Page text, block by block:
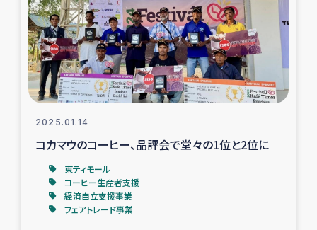
カカオ生産者支援事業
シリア国内避難民・帰還民の生活再建支援
トルコにおけるシリア難民支援事業
インドネシア中部 スラウェシの地震・津波被災者支援
スリランカ ムライティブ県帰還民の生活再建支援
スリランカ ジャフナ県干物事業
2025.01.14
コカマウのコーヒー、品評会で堂々の1位と2位に
東ティモール
コーヒー生産者支援
経済自立支援事業
フェアトレード事業